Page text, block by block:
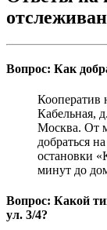
Вопрос: Как
Кооператив
Кабельная,
Москва. От
добраться
остановки
минут до
Вопрос: Какой
ул. 3/4?